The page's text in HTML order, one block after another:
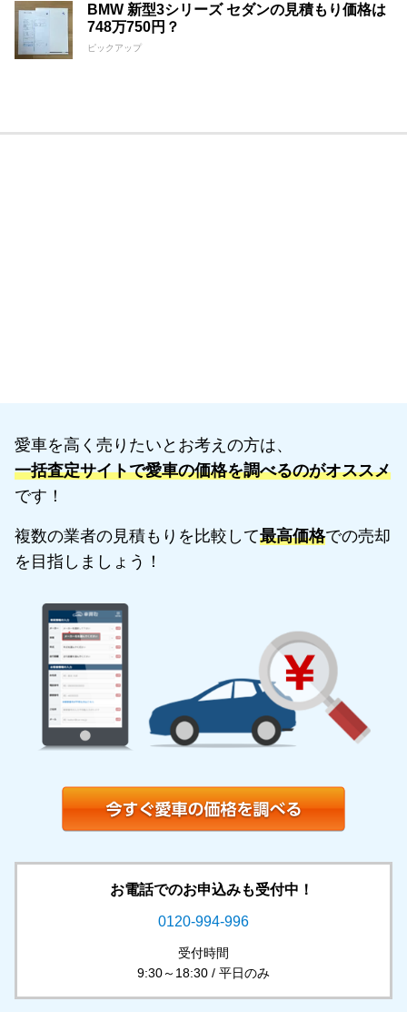
BMW 新型3シリーズ セダンの見積もり価格は
748万750円？
ピックアップ
愛車を高く売りたいとお考えの方は、
一括査定サイトで愛車の価格を調べるのがオススメ
です！
複数の業者の見積もりを比較して最高価格での売却
を目指しましょう！
お電話でのお申込みも受付中！
0120-994-996
受付時間
9:30～18:30 / 平日のみ